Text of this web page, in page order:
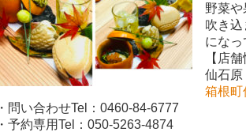
野菜
吹き
にな
【店
仙石
箱根町
・問い合わせTel：0460-84-6777
・予約専用Tel：050-5263-4874